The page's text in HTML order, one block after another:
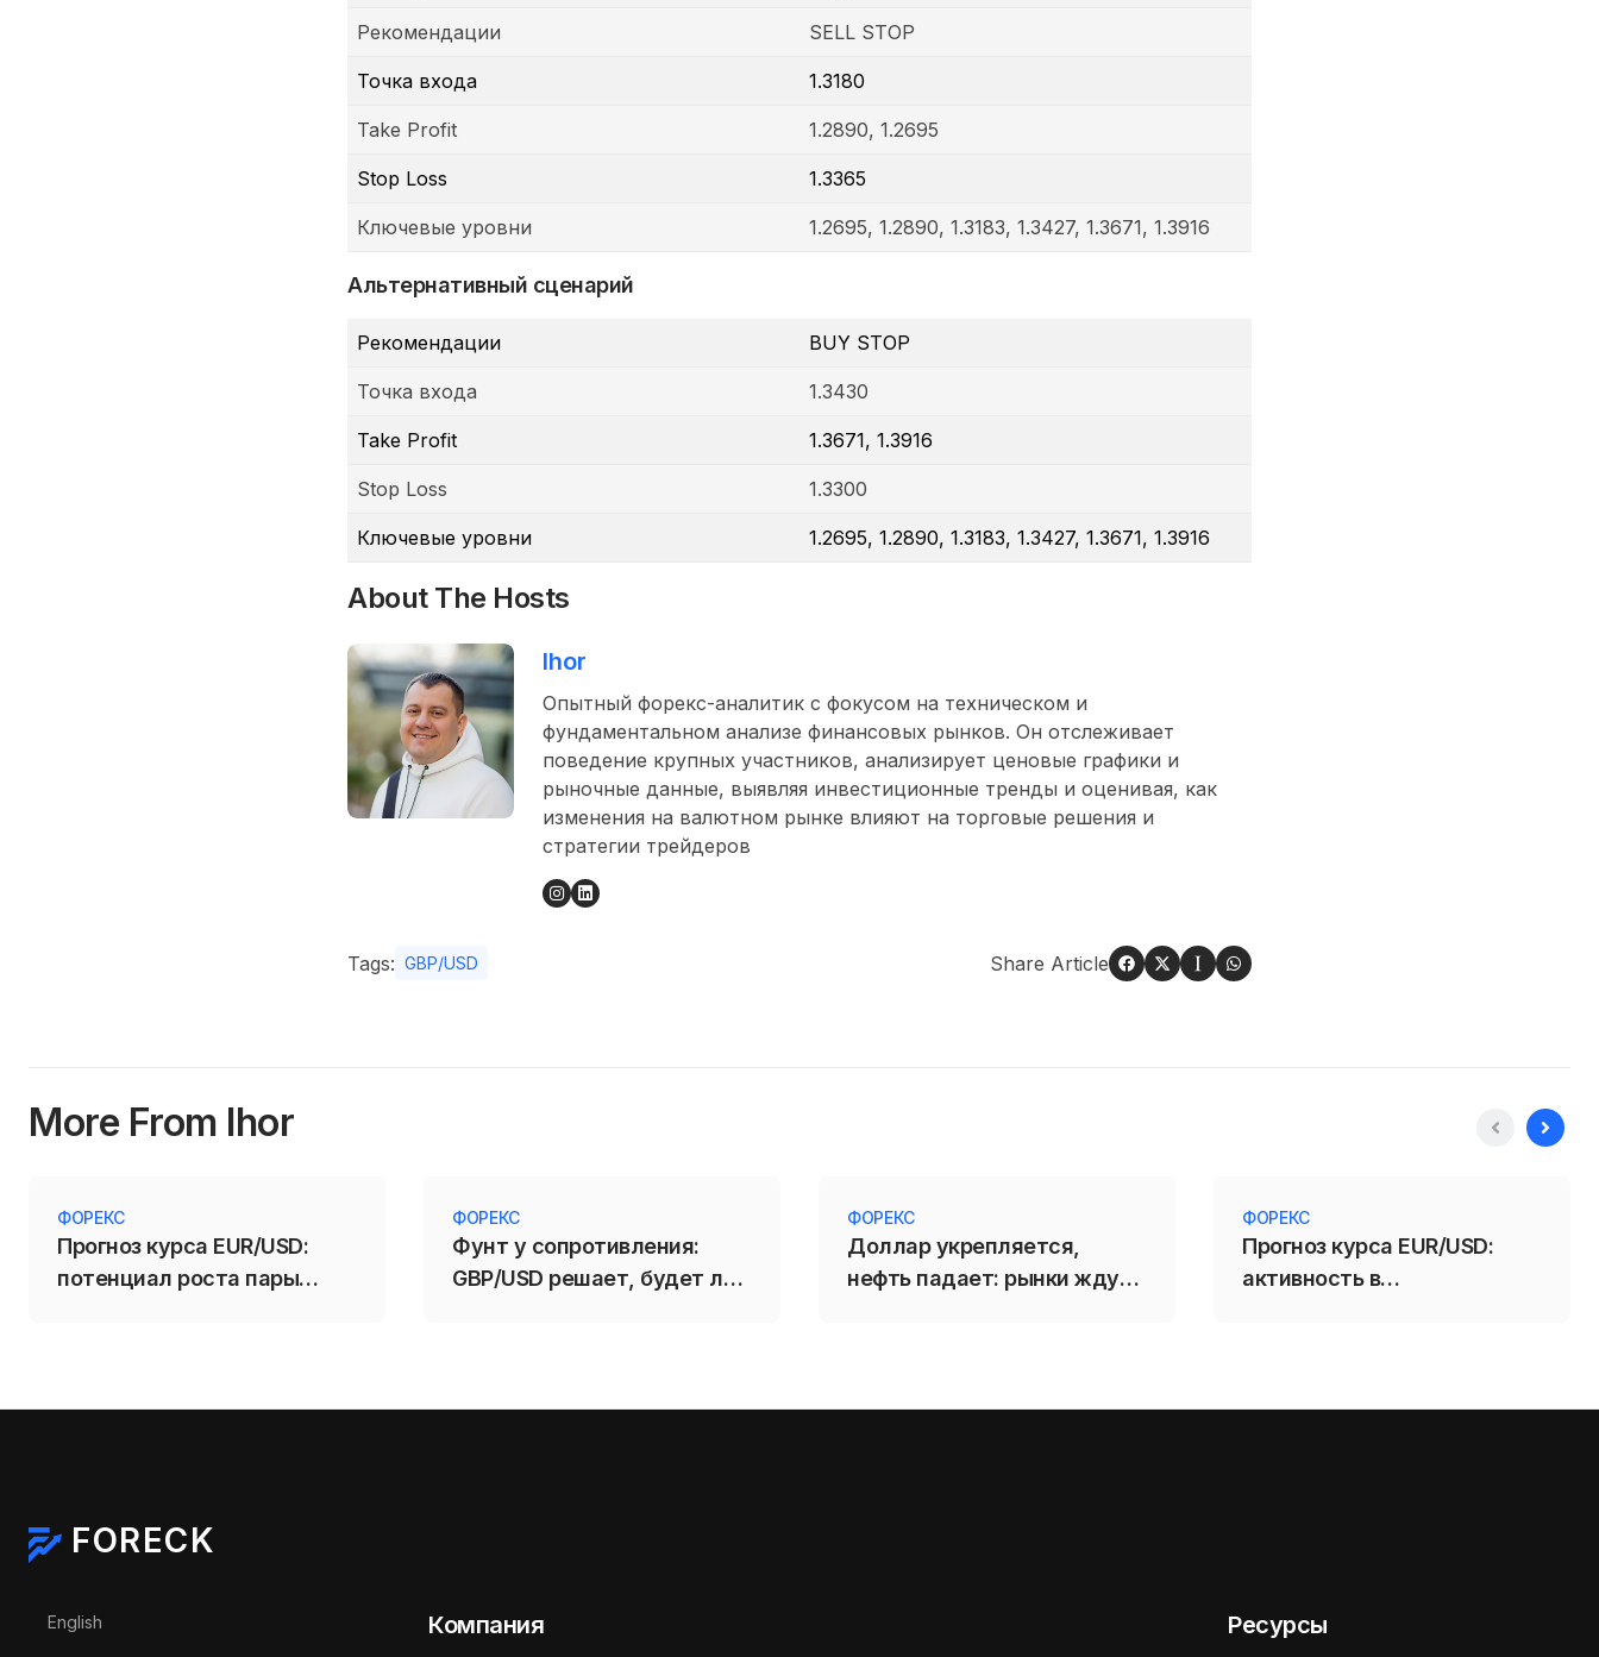
Рекомендации SELL STOP
Точка входа 1.3180
Take Profit 1.2890, 1.2695
Stop Loss 1.3365
Ключевые уровни 1.2695, 1.2890, 1.3183, 1.3427, 1.3671, 1.3916
Альтернативный сценарий
Рекомендации BUY STOP
Точка входа 1.3430
Take Profit 1.3671, 1.3916
Stop Loss 1.3300
Ключевые уровни 1.2695, 1.2890, 1.3183, 1.3427, 1.3671, 1.3916
About The Hosts
Ihor
Опытный форекс-аналитик с фокусом на техническом и
фундаментальном анализе финансовых рынков. Он отслеживает
поведение крупных участников, анализирует ценовые графики и
рыночные данные, выявляя инвестиционные тренды и оценивая, как
изменения на валютном рынке влияют на торговые решения и
стратегии трейдеров
Tags: GBP/USD Share Article
More From Ihor
ФОРЕКС
Прогноз курса EUR/USD:
потенциал роста пары
ФОРЕКС
Фунт у сопротивления:
GBP/USD решает, будет ли
ФОРЕКС
Доллар укрепляется,
нефть падает: рынки ждут
ФОРЕКС
Прогноз курса EUR/USD:
активность в
FORECK
Выберите язык
English Компания Ресурсы